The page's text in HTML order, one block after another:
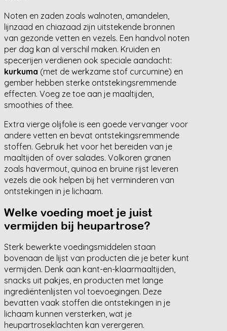
Noten en zaden zoals walnoten, amandelen,
lijnzaad en chiazaad zijn uitstekende bronnen
van gezonde vetten en vezels. Een handvol noten
per dag kan al verschil maken. Kruiden en
specerijen verdienen ook speciale aandacht:
kurkuma (met de werkzame stof curcumine) en
gember hebben sterke ontstekingsremmende
effecten. Voeg ze toe aan je maaltijden,
smoothies of thee.
Extra vierge olijfolie is een goede vervanger voor
andere vetten en bevat ontstekingsremmende
stoffen. Gebruik het voor het bereiden van je
maaltijden of over salades. Volkoren granen
zoals havermout, quinoa en bruine rijst leveren
vezels die ook helpen bij het verminderen van
ontstekingen in je lichaam.
Welke voeding moet je juist
vermijden bij heupartrose?
Sterk bewerkte voedingsmiddelen staan
bovenaan de lijst van producten die je beter kunt
vermijden. Denk aan kant-en-klaarmaaltijden,
snacks uit pakjes, en producten met lange
ingrediëntenlijsten vol toevoegingen. Deze
bevatten vaak stoffen die ontstekingen in je
lichaam kunnen versterken, wat je
heupartroseklachten kan verergeren.